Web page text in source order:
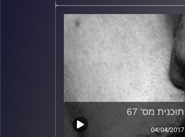
תוכנית מס' 67
04/04/2017